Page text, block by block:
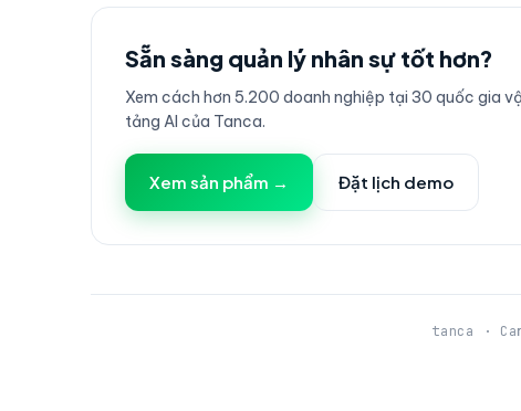
Sẵn sàng quản lý nhân sự tốt hơn?
Xem cách hơn 5.200 doanh nghiệp tại 30 quốc gia
tảng AI của Tanca.
Xem sản phẩm → Đặt lịch demo
tanca ·